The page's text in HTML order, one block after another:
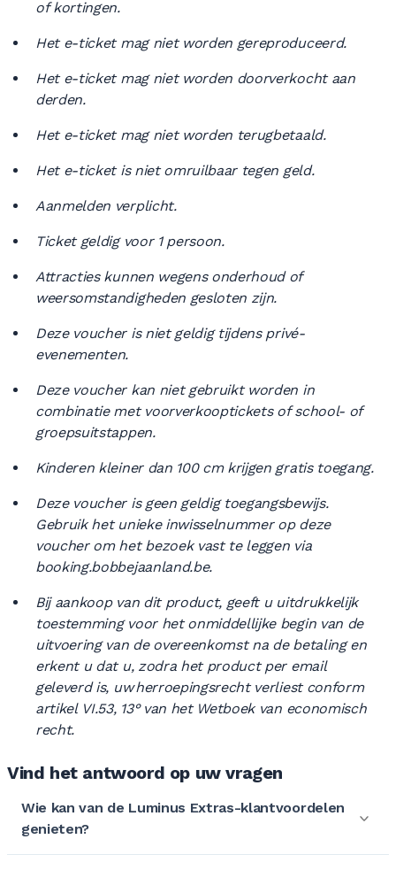
of kortingen.
Het e-ticket mag niet worden gereproduceerd.
Het e-ticket mag niet worden doorverkocht aan
derden.
Het e-ticket mag niet worden terugbetaald.
Het e-ticket is niet omruilbaar tegen geld.
Aanmelden verplicht.
Ticket geldig voor 1 persoon.
Attracties kunnen wegens onderhoud of
weersomstandigheden gesloten zijn.
Deze voucher is niet geldig tijdens privé-
evenementen.
Deze voucher kan niet gebruikt worden in
combinatie met voorverkooptickets of school- of
groepsuitstappen.
Kinderen kleiner dan 100 cm krijgen gratis toegang.
Deze voucher is geen geldig toegangsbewijs.
Gebruik het unieke inwisselnummer op deze
voucher om het bezoek vast te leggen via
booking.bobbejaanland.be.
Bij aankoop van dit product, geeft u uitdrukkelijk
toestemming voor het onmiddellijke begin van de
uitvoering van de overeenkomst na de betaling en
erkent u dat u, zodra het product per email
geleverd is, uw herroepingsrecht verliest conform
artikel VI.53, 13° van het Wetboek van economisch
recht.
Vind het antwoord op uw vragen
Wie kan van de Luminus Extras-klantvoordelen
genieten?